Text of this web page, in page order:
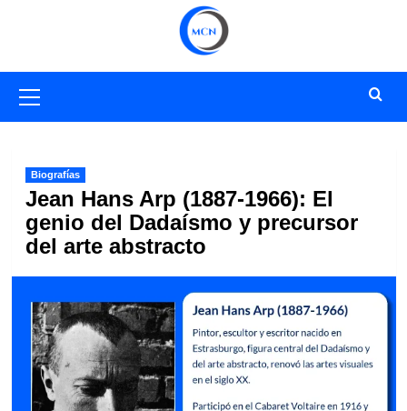
primario
Biografías
Jean Hans Arp (1887-1966): El
genio del Dadaísmo y precursor
del arte abstracto